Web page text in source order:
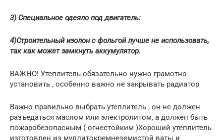
3) Специальное одеяло под двигатель:
4)Строительный изолон с фольгой лучше не использовать,
так как может замкнуть аккумулятор.
ВАЖНО! Утеплитель обязательно нужно грамотно
установить , особенно важно не закрывать радиатор
Важно правильно выбрать утеплитель , он не должен
разъедаться маслом или электролитом, а должен быть
пожаробезопасным ( огнестойким )Хороший утеплитель
изготовлен из муллитокремнеземистой ваты и